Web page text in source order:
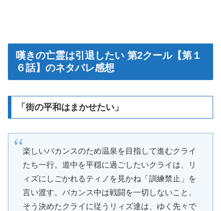
嘆きの亡霊は引退したい 第2クール【第１
６話】のネタバレ感想
「街の平和はまかせたい」
楽しいバカンスのため温泉を目指して進むクライ
たち一行。道中を平穏に過ごしたいクライは、リ
ィズにしごかれるティノを見かね「訓練禁止」を
言い渡す。バカンス中は戦闘を一切しないこと。
そう決めたクライに従うリィズ達は、ゆく先々で